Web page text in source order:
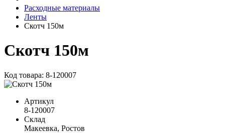
Расходные материалы
Ленты
Скотч 150м
Скотч 150м
Код товара: 8-120007
Артикул
8-120007
Склад
Макеевка, Ростов